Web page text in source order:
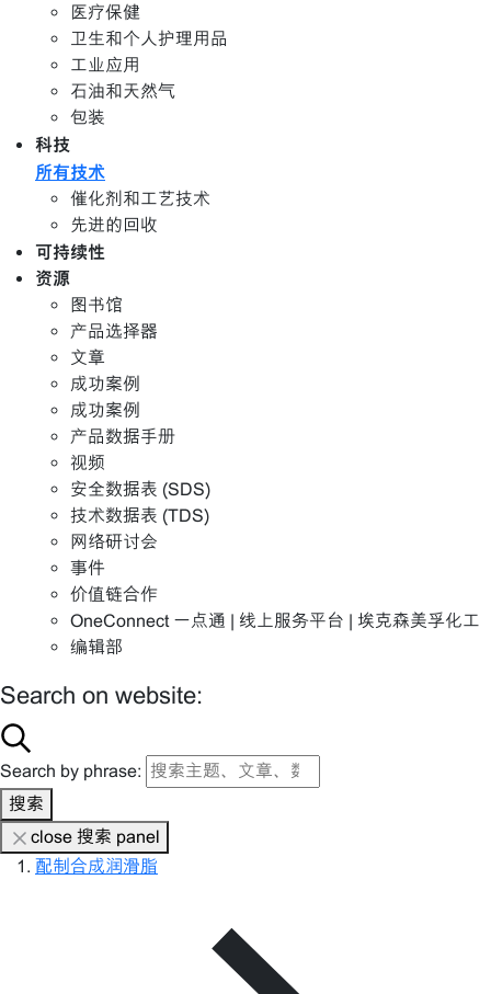
医疗保健
卫生和个人护理用品
工业应用
石油和天然气
包装
科技
所有技术
催化剂和工艺技术
先进的回收
可持续性
资源
图书馆
产品选择器
文章
成功案例
成功案例
产品数据手册
视频
安全数据表 (SDS)
技术数据表 (TDS)
网络研讨会
事件
价值链合作
OneConnect 一点通 | 线上服务平台 | 埃克森美孚化工
编辑部
Search on website:
Search by phrase:
搜索
close 搜索 panel
配制合成润滑脂